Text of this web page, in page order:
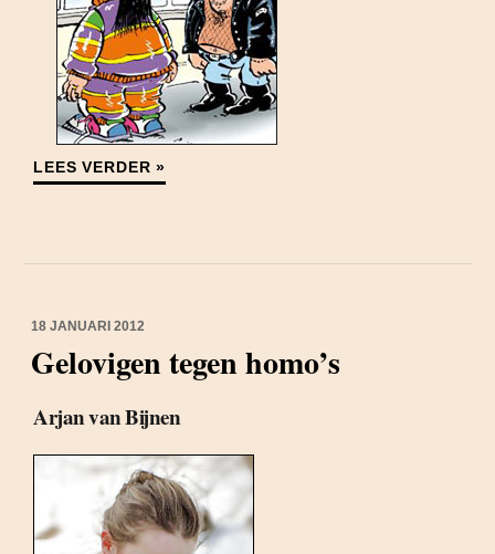
LEES VERDER »
18 JANUARI 2012
Gelovigen tegen homo’s
Arjan van Bijnen